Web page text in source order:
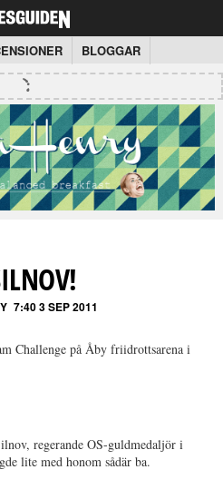
BLOGGAR
7:40 3 SEP 2011
Challenge på Åby friidrottsarena i
regerande OS-guldmedaljör i
lite med honom sådär ba.